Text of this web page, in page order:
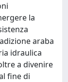
la
araba
idraulica
a divenire
fine di